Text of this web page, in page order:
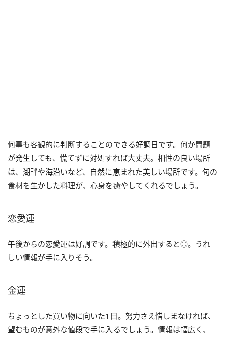
何事も客観的に判断することのできる好調日です。何か問題
が発生しても、慌てずに対処すれば大丈夫。相性の良い場所
は、湖畔や海沿いなど、自然に恵まれた美しい場所です。旬の
食材を生かした料理が、心身を癒やしてくれるでしょう。
恋愛運
午後からの恋愛運は好調です。積極的に外出すると◎。うれ
しい情報が手に入りそう。
金運
ちょっとした買い物に向いた1日。努力さえ惜しまなければ、
望むものが意外な値段で手に入るでしょう。情報は幅広く、